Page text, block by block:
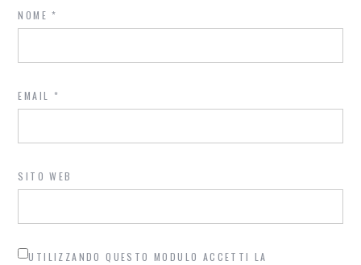
NOME*
EMAIL *
SITO WEB
UTILIZZANDO QUESTO MODULO ACCETTI LA